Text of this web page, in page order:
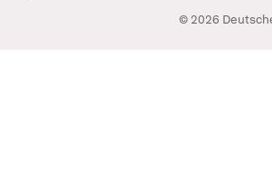
© 2026